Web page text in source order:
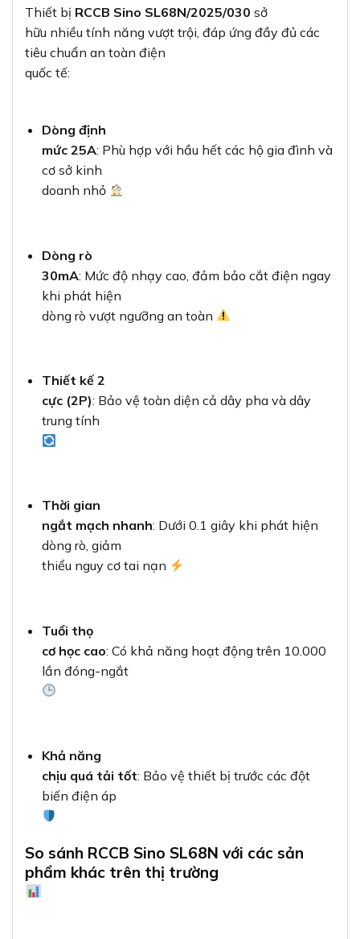
Thiết bị RCCB Sino SL68N/2025/030 sở
hữu nhiều tính năng vượt trội, đáp ứng đầy đủ các
tiêu chuẩn an toàn điện
quốc tế:
Dòng định
mức 25A: Phù hợp với hầu hết các hộ gia đình và
cơ sở kinh
doanh nhỏ
Dòng rò
30mA: Mức độ nhạy cao, đảm bảo cắt điện ngay
khi phát hiện
dòng rò vượt ngưỡng an toàn
Thiết kế 2
cực (2P): Bảo vệ toàn diện cả dây pha và dây
trung tính
Thời gian
ngắt mạch nhanh: Dưới 0.1 giây khi phát hiện
dòng rò, giảm
thiểu nguy cơ tai nạn
Tuổi thọ
cơ học cao: Có khả năng hoạt động trên 10.000
lần đóng-ngắt
Khả năng
chịu quá tải tốt: Bảo vệ thiết bị trước các đột
biến điện áp
So sánh RCCB Sino SL68N với các sản
phẩm khác trên thị trường